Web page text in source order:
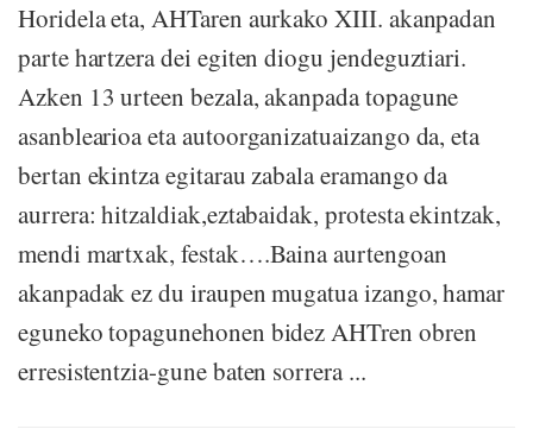
Horidela eta, AHTaren aurkako XIII. akanpadan
parte hartzera dei egiten diogu jendeguztiari.
Azken 13 urteen bezala, akanpada topagune
asanblearioa eta autoorganizatuaizango da, eta
bertan ekintza egitarau zabala eramango da
aurrera: hitzaldiak,eztabaidak, protesta ekintzak,
mendi martxak, festak….Baina aurtengoan
akanpadak ez du iraupen mugatua izango, hamar
eguneko topagunehonen bidez AHTren obren
erresistentzia-gune baten sorrera ...